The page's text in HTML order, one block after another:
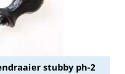
stubby ph-2